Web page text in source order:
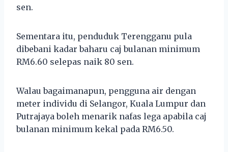
sen.
Sementara itu, penduduk Terengganu pula
dibebani kadar baharu caj bulanan minimum
RM6.60 selepas naik 80 sen.
Walau bagaimanapun, pengguna air dengan
meter individu di Selangor, Kuala Lumpur dan
Putrajaya boleh menarik nafas lega apabila caj
bulanan minimum kekal pada RM6.50.